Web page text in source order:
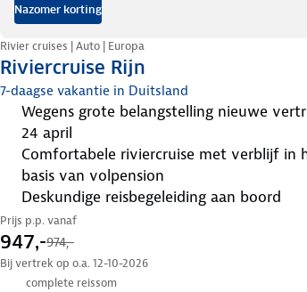
Nazomer korting
Riviercruise Rijn
Rivier cruises | Auto | Europa
7-daagse vakantie in Duitsland
Wegens grote belangstelling nieuwe vertrekdatum
24 april
comfortabele riviercruise met verblijf in hut op
basis van volpension
deskundige reisbegeleiding aan boord
Prijs p.p. vanaf
947,-974,-
Bij vertrek op o.a. 12-10-2026
complete reissom